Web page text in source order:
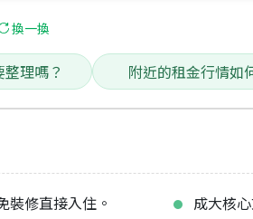
換一換
理嗎？ 附近的租金行情如
裝修直接入住。 成大核